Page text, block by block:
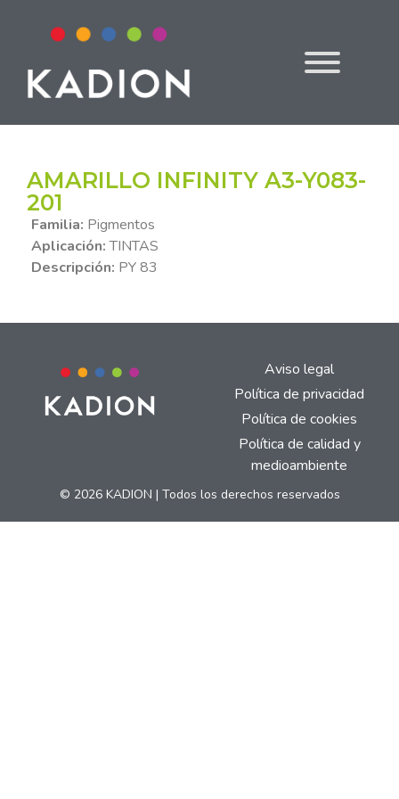
AMARILLO INFINITY A3-Y083-
201
Familia: Pigmentos
Aplicación:TINTAS
Descripción: PY 83
Aviso legal
Política de privacidad
Política de cookies
Política de calidad y
medioambiente
© 2026 KADION | Todos los derechos reservados